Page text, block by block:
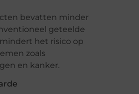
bevatten minder
geteelde
het risico op
zoals
en kanker.